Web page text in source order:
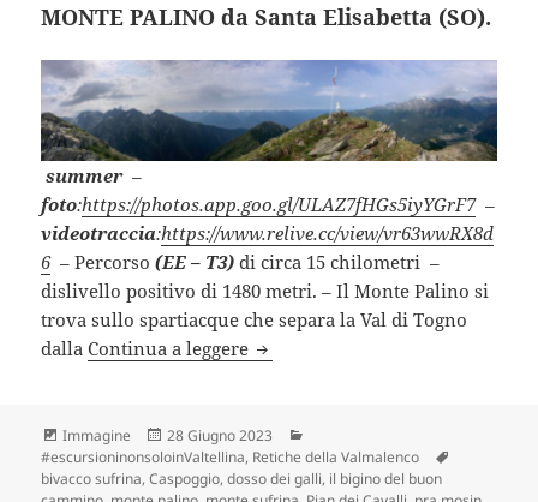
MONTE PALINO da Santa Elisabetta (SO).
summer–
foto:https://photos.app.goo.gl/ULAZ7fHGs5iyYGrF7–
videotraccia:https://www.relive.cc/view/vr63wwRX8d
6 – Percorso (EE – T3) di circa 15 chilometri –
dislivello positivo di 1480 metri. – Il Monte Palino si
trova sullo spartiacque che separa la Val di Togno
dallaContinua a leggere MONTE PALINO da Santa
Formato
Immagine
Scritto
il
28 Giugno 2023
#escursioninonsoloinValtellina, Retiche della Valmalenco
bivacco sufrina,Caspoggio,dosso dei galli, il bigino del buon